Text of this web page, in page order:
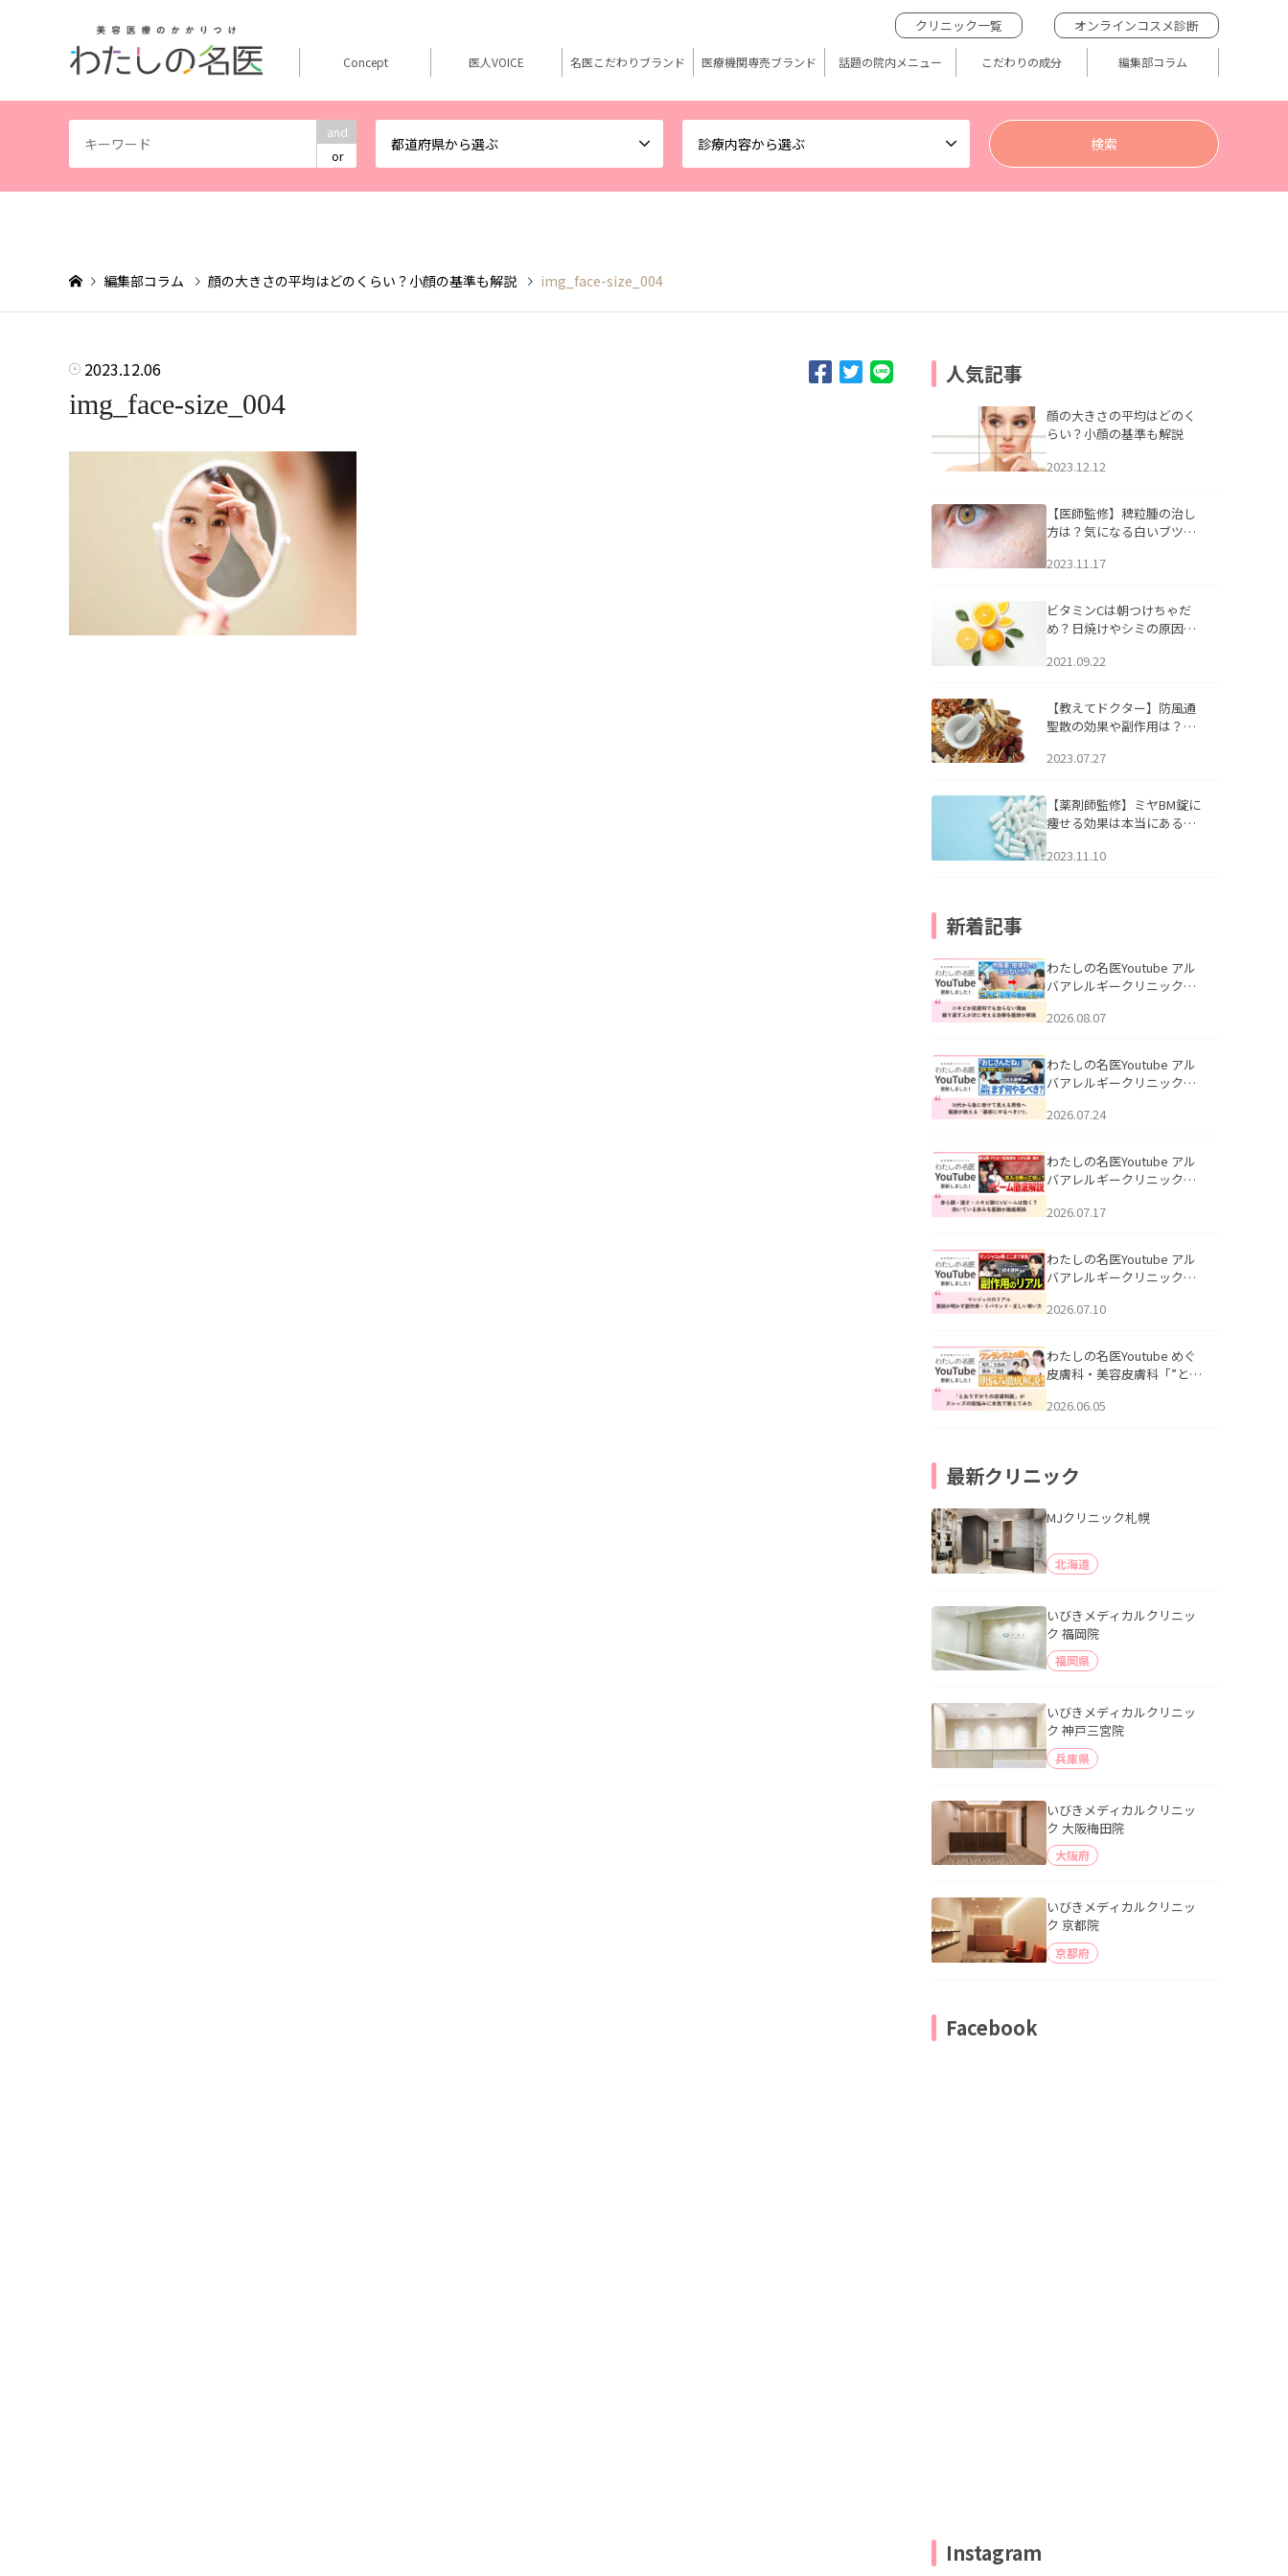
and
or
都道府県から選ぶ 診療内容から選ぶ
クリニック一覧 オンラインコスメ診断
Concept 医人VOICE 名医こだわりブランド 医療機関専売ブランド 話題の院内メニュー こだわりの成分 編集部コラム
編集部コラム 顔の大きさの平均はどのくらい？小顔の基準も解説 img_face-size_004
2023.12.06
img_face-size_004
人気記事
顔の大きさの平均はどのく
らい？小顔の基準も解説
2023.12.12
【医師監修】稗粒腫の治し
方は？気になる白いブツブ
アについて
2023.11.17
ビタミンCは朝つけちゃだ
め？日焼けやシミの原因に
2021.09.22
【教えてドクター】防風通
聖散の効果や副作用は？長
2023.07.27
【薬剤師監修】ミヤBM錠に
痩せる効果は本当にある
2023.11.10
新着記事
わたしの名医Youtube アル
バアレルギークリニック札
らない理由｜繰り返す人が
説」を公開いたしました。
2026.08.07
わたしの名医Youtube アル
バアレルギークリニック札
える男性へ｜医師が教える
公開いたしました。
2026.07.24
わたしの名医Youtube アル
バアレルギークリニック札
跡にVビームは効く？向いて
説」を公開いたしました。
2026.07.17
わたしの名医Youtube アル
バアレルギークリニック札
医師が明かす副作用・リバ
公開いたしました。
2026.07.10
わたしの名医Youtube めぐ
皮膚科・美容皮膚科「”とお
ッズの肌悩みに本気で答え
2026.06.05
最新クリニック
MJクリニック札幌
北海道
いびきメディカルクリニッ
ク 福岡院
福岡県
いびきメディカルクリニッ
ク 神戸三宮院
兵庫県
いびきメディカルクリニッ
ク 大阪梅田院
大阪府
いびきメディカルクリニッ
ク 京都院
京都府
Facebook
Instagram